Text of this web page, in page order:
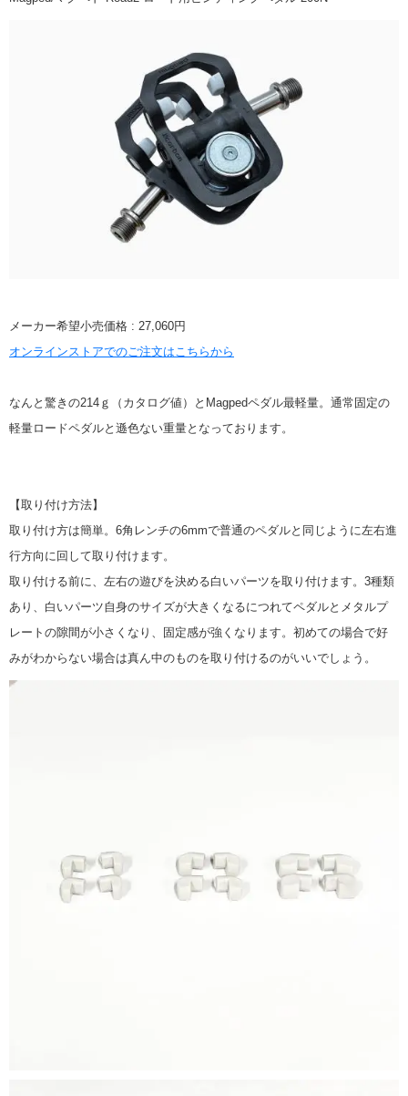
メーカー希望小売価格 : 27,060円
オンラインストアでのご注文はこちらから
なんと驚きの214ｇ（カタログ値）とMagpedペダル最軽量。通常固定の
軽量ロードペダルと遜色ない重量となっております。
【取り付け方法】
取り付け方は簡単。6角レンチの6mmで普通のペダルと同じように左右進
行方向に回して取り付けます。
取り付ける前に、左右の遊びを決める白いパーツを取り付けます。3種類
あり、白いパーツ自身のサイズが大きくなるにつれてペダルとメタルプ
レートの隙間が小さくなり、固定感が強くなります。初めての場合で好
みがわからない場合は真ん中のものを取り付けるのがいいでしょう。